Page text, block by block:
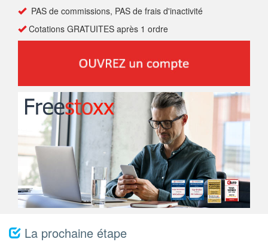
PAS de commissions, PAS de frais d'inactivité
Cotations GRATUITES après 1 ordre
La prochaine étape